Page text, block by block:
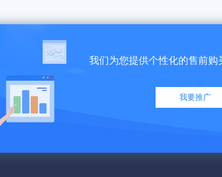
我们为您提供个性化的售前
我要推广